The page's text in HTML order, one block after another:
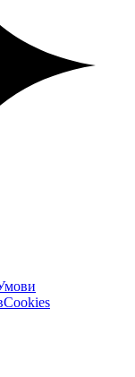
Cookies